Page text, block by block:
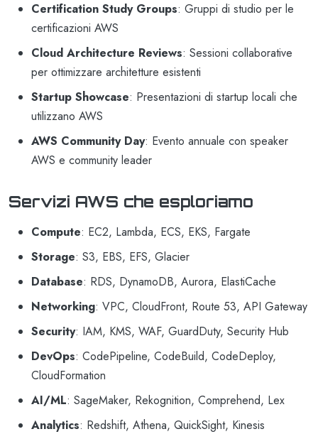
Certification Study Groups: Gruppi di studio per le
certificazioni AWS
Cloud Architecture Reviews: Sessioni collaborative
per ottimizzare architetture esistenti
Startup Showcase: Presentazioni di startup locali che
utilizzano AWS
AWS Community Day: Evento annuale con speaker
AWS e community leader
Servizi AWS che esploriamo
Compute: EC2, Lambda, ECS, EKS, Fargate
Storage: S3, EBS, EFS, Glacier
Database: RDS, DynamoDB, Aurora, ElastiCache
Networking: VPC, CloudFront, Route 53, API Gateway
Security: IAM, KMS, WAF, GuardDuty, Security Hub
DevOps: CodePipeline, CodeBuild, CodeDeploy,
CloudFormation
AI/ML: SageMaker, Rekognition, Comprehend, Lex
Analytics: Redshift, Athena, QuickSight, Kinesis